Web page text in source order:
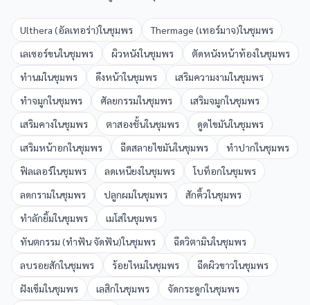
Ulthera (อัลเทอร่า)ในชุมพร Thermage (เทอร์มาจ)ในชุมพร
เลเซอร์ขนในชุมพร ผิวหนังในชุมพร ตัดหนังหน้าท้องในชุมพร
ทำนมในชุมพร ดึงหน้าในชุมพร เสริมความงามในชุมพร
ทำจมูกในชุมพร ศัลยกรรมในชุมพร เสริมจมูกในชุมพร
เสริมคางในชุมพร ตาสองชั้นในชุมพร ดูดไขมันในชุมพร
เสริมหน้าอกในชุมพร ฉีดสลายไขมันในชุมพร ทำปากในชุมพร
ฟิลเลอร์ในชุมพร ลดเหนียงในชุมพร โบท็อกในชุมพร
ลดกรามในชุมพร ปลูกผมในชุมพร สักคิ้วในชุมพร
ทำลักยิ้มในชุมพร เมโสในชุมพร
ทันตกรรม (ทำฟัน จัดฟัน)ในชุมพร ฉีดวิตามินในชุมพร
ลบรอยสักในชุมพร ร้อยไหมในชุมพร ฉีดผิวขาวในชุมพร
ฝังเข็มในชุมพร เลสิกในชุมพร จัดกระดูกในชุมพร